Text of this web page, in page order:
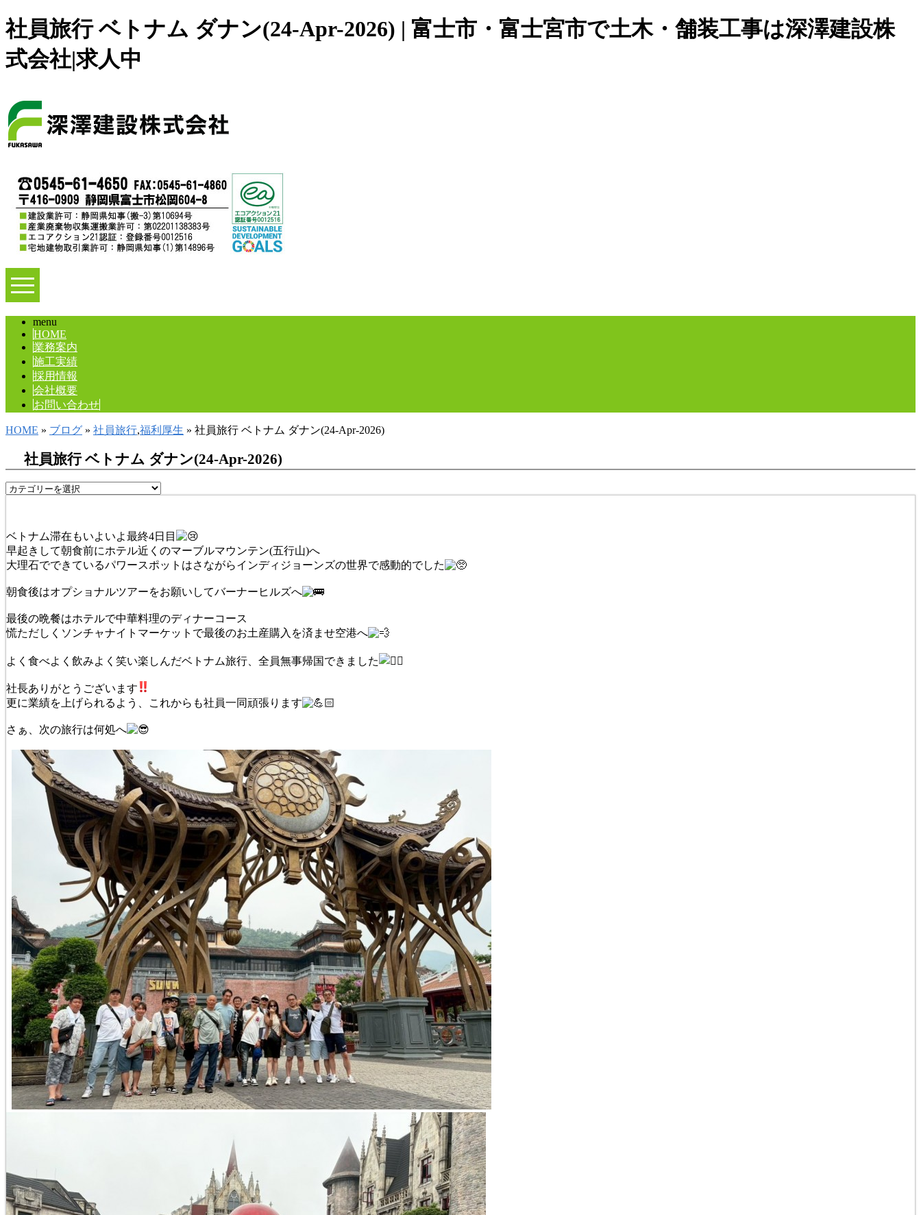
社員旅行 ベトナム ダナン(24-Apr-2026) | 富士市・富士宮市で土木・舗装工事は深澤建設株
式会社|求人中
menu
HOME
業務案内
施工実績
採用情報
会社概要
お問い合わせ
HOME » ブログ » 社員旅行,福利厚生 » 社員旅行 ベトナム ダナン(24-Apr-2026)
社員旅行 ベトナム ダナン(24-Apr-2026)
ベトナム滞在もいよいよ最終4日目
早起きして朝食前にホテル近くのマーブルマウンテン(五行山)へ
大理石でできているパワースポットはさながらインディジョーンズの世界で感動的でした
朝食後はオプショナルツアーをお願いしてバーナーヒルズへ
最後の晩餐はホテルで中華料理のディナーコース
慌ただしくソンチャナイトマーケットで最後のお土産購入を済ませ空港へ
よく食べよく飲みよく笑い楽しんだベトナム旅行、全員無事帰国できました
社長ありがとうございます
更に業績を上げられるよう、これからも社員一同頑張ります
さぁ、次の旅行は何処へ